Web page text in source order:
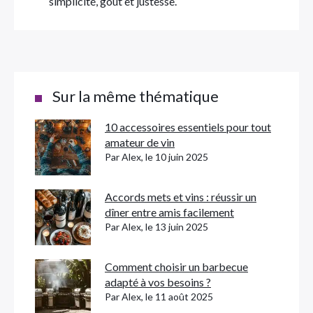
Sur la même thématique
10 accessoires essentiels pour tout
amateur de vin
Par Alex, le 10 juin 2025
Accords mets et vins : réussir un
dîner entre amis facilement
Par Alex, le 13 juin 2025
Comment choisir un barbecue
adapté à vos besoins ?
Par Alex, le 11 août 2025